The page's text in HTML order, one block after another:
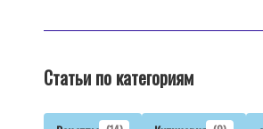
Статьи по категориям